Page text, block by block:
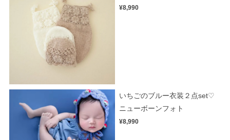
¥8,990
いちごのブルー衣装２点set♡
ニューボーンフォト
¥8,990